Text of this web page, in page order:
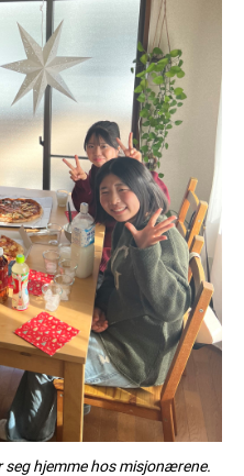
seg hjemme hos misjonærene.